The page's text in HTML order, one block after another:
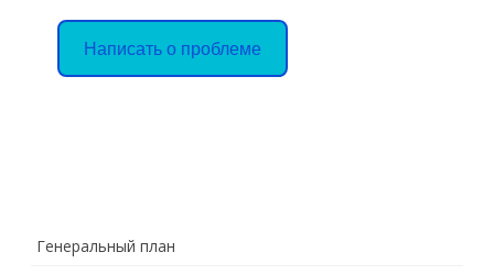
Написать о проблеме
Генеральный план